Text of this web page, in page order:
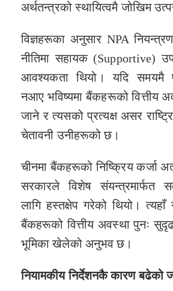
अर्थतन्त्रको स्थायित्वमै जोखिम
विज्ञहरूका अनुसार NPA
नीतिमा सहायक (Supportive)
आवश्यकता थियो। यदि समयमै
नआए भविष्यमा बैंकहरूको वित्तीय
जाने र त्यसको प्रत्यक्ष असर
चेतावनी उनीहरूको छ।
चीनमा बैंकहरूको निष्क्रिय कर्जा
सरकारले विशेष संयन्त्रमार्फत
लागि हस्तक्षेप गरेको थियो।
बैंकहरूको वित्तीय अवस्था पुनः
भूमिका खेलेको अनुभव छ।
नियामकीय निर्देशनकै कारण बढेको